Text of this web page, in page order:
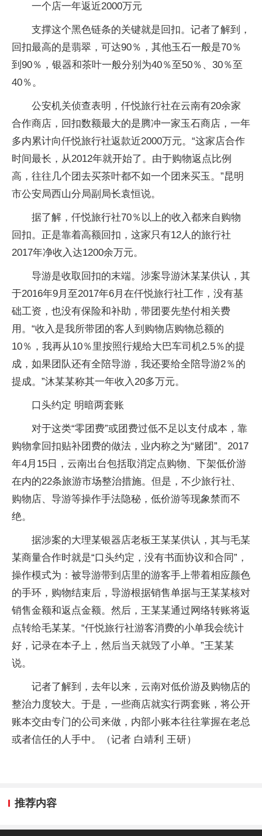
一个店一年返近2000万元
支撑这个黑色链条的关键就是回扣。记者了解到，
回扣最高的是翡翠，可达90％，其他玉石一般是70％
到90％，银器和茶叶一般分别为40％至50％、30％至
40％。
公安机关侦查表明，仟悦旅行社在云南有20余家
合作商店，回扣数额最大的是腾冲一家玉石商店，一年
多内累计向仟悦旅行社返款近2000万元。“这家店合作
时间最长，从2012年就开始了。由于购物返点比例
高，往往几个团去买茶叶都不如一个团来买玉。”昆明
市公安局西山分局副局长袁恒说。
据了解，仟悦旅行社70％以上的收入都来自购物
回扣。正是靠着高额回扣，这家只有12人的旅行社
2017年净收入达1200余万元。
导游是收取回扣的末端。涉案导游沐某某供认，其
于2016年9月至2017年6月在仟悦旅行社工作，没有基
础工资，也没有保险和补助，带团要先垫付相关费
用。“收入是我所带团的客人到购物店购物总额的
10％，我再从10％里按照行规给大巴车司机2.5％的提
成，如果团队还有全陪导游，我还要给全陪导游2％的
提成。”沐某某称其一年收入20多万元。
口头约定 明暗两套账
对于这类“零团费”或团费过低不足以支付成本，靠
购物拿回扣贴补团费的做法，业内称之为“赌团”。2017
年4月15日，云南出台包括取消定点购物、下架低价游
在内的22条旅游市场整治措施。但是，不少旅行社、
购物店、导游等操作手法隐秘，低价游等现象禁而不
绝。
据涉案的大理某银器店老板王某某供认，其与毛某
某商量合作时就是“口头约定，没有书面协议和合同”，
操作模式为：被导游带到店里的游客手上带着相应颜色
的手环，购物结束后，导游根据销售单据与王某某核对
销售金额和返点金额。然后，王某某通过网络转账将返
点转给毛某某。“仟悦旅行社游客消费的小单我会统计
好，记录在本子上，然后当天就毁了小单。”王某某
说。
记者了解到，去年以来，云南对低价游及购物店的
整治力度较大。于是，一些商店就实行两套账，将公开
账本交由专门的公司来做，内部小账本往往掌握在老总
或者信任的人手中。（记者 白靖利 王研）
推荐内容